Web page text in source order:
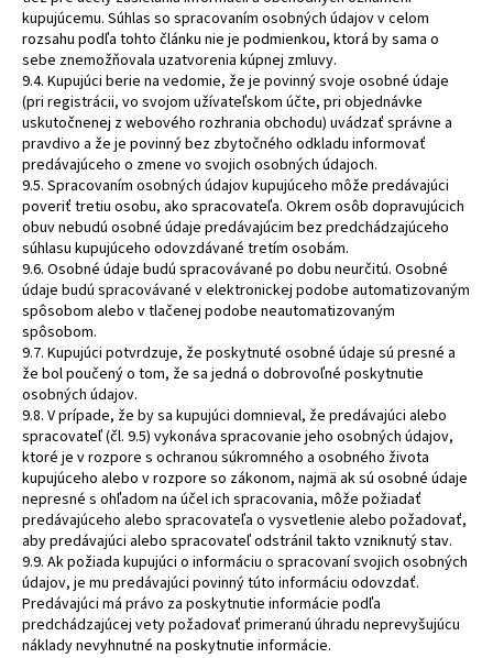
kupujúcemu. Súhlas so spracovaním osobných údajov v celom
rozsahu podľa tohto článku nie je podmienkou, ktorá by sama o
sebe znemožňovala uzatvorenia kúpnej zmluvy.
9.4. Kupujúci berie na vedomie, že je povinný svoje osobné údaje
(pri registrácii, vo svojom užívateľskom účte, pri objednávke
uskutočnenej z webového rozhrania obchodu) uvádzať správne a
pravdivo a že je povinný bez zbytočného odkladu informovať
predávajúceho o zmene vo svojich osobných údajoch.
9.5. Spracovaním osobných údajov kupujúceho môže predávajúci
poveriť tretiu osobu, ako spracovateľa. Okrem osôb dopravujúcich
obuv nebudú osobné údaje predávajúcim bez predchádzajúceho
súhlasu kupujúceho odovzdávané tretím osobám.
9.6. Osobné údaje budú spracovávané po dobu neurčitú. Osobné
údaje budú spracovávané v elektronickej podobe automatizovaným
spôsobom alebo v tlačenej podobe neautomatizovaným
spôsobom.
9.7. Kupujúci potvrdzuje, že poskytnuté osobné údaje sú presné a
že bol poučený o tom, že sa jedná o dobrovoľné poskytnutie
osobných údajov.
9.8. V prípade, že by sa kupujúci domnieval, že predávajúci alebo
spracovateľ (čl. 9.5) vykonáva spracovanie jeho osobných údajov,
ktoré je v rozpore s ochranou súkromného a osobného života
kupujúceho alebo v rozpore so zákonom, najmä ak sú osobné údaje
nepresné s ohľadom na účel ich spracovania, môže požiadať
predávajúceho alebo spracovateľa o vysvetlenie alebo požadovať,
aby predávajúci alebo spracovateľ odstránil takto vzniknutý stav.
9.9. Ak požiada kupujúci o informáciu o spracovaní svojich osobných
údajov, je mu predávajúci povinný túto informáciu odovzdať.
Predávajúci má právo za poskytnutie informácie podľa
predchádzajúcej vety požadovať primeranú úhradu neprevyšujúcu
náklady nevyhnutné na poskytnutie informácie.